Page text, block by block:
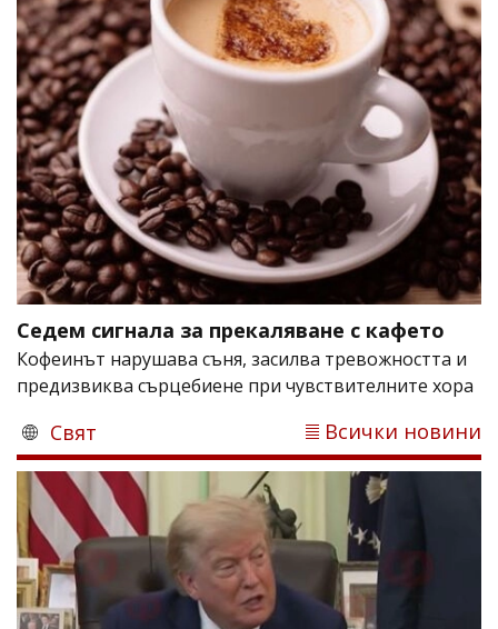
Седем сигнала за прекаляване с кафето
Кофеинът нарушава съня, засилва тревожността и
предизвиква сърцебиене при чувствителните хора
Свят Всички новини